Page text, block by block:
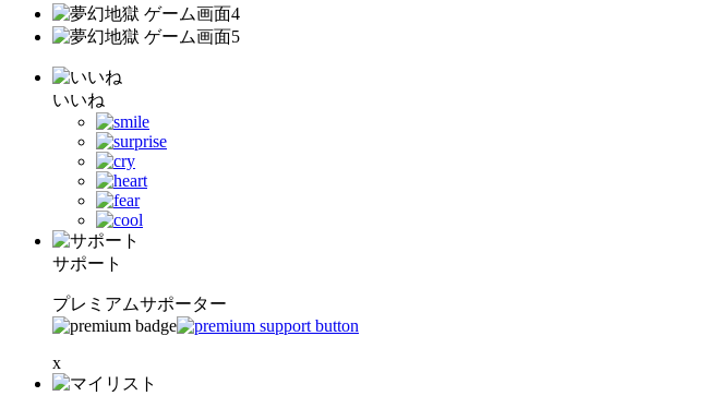
いいね
サポート
プレミアムサポーター
x